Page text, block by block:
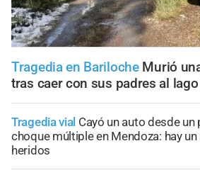
Tragedia en Bariloche Murió
tras caer con sus padres al
Tragedia vial Cayó un auto desde un
choque múltiple en Mendoza: hay
heridos